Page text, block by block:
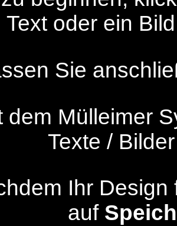
Text oder ein
Sie
dem Mülleimer
Texte /
Ihr
auf